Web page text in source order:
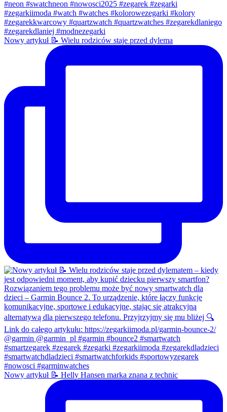
Nowy artykuł 📝 Wielu rodziców staje przed dylema
Nowy artykuł 📝 Helly Hansen marka znana z technic